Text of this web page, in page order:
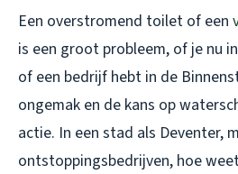
Een overstromend toilet of een
is een groot probleem, of je nu
of een bedrijf hebt in de
ongemak en de kans op
actie. In een stad als Deventer,
ontstoppingsbedrijven, hoe